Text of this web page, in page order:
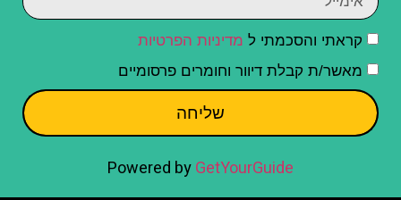
קראתי והסכמתי ל מדיניות הפרטיות
מאשר/ת קבלת דיוור וחומרים פרסומיים
שליחה
Powered byGetYourGuide